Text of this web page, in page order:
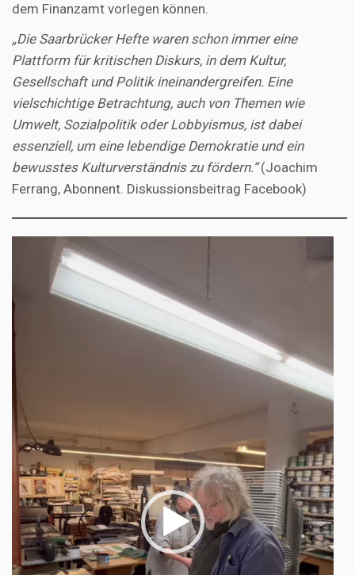
dem Finanzamt vorlegen können.
„Die Saarbrücker Hefte waren schon immer eine
Plattform für kritischen Diskurs, in dem Kultur,
Gesellschaft und Politik ineinandergreifen. Eine
vielschichtige Betrachtung, auch von Themen wie
Umwelt, Sozialpolitik oder Lobbyismus, ist dabei
essenziell, um eine lebendige Demokratie und ein
bewusstes Kulturverständnis zu fördern.“(Joachim
Ferrang, Abonnent. Diskussionsbeitrag Facebook)